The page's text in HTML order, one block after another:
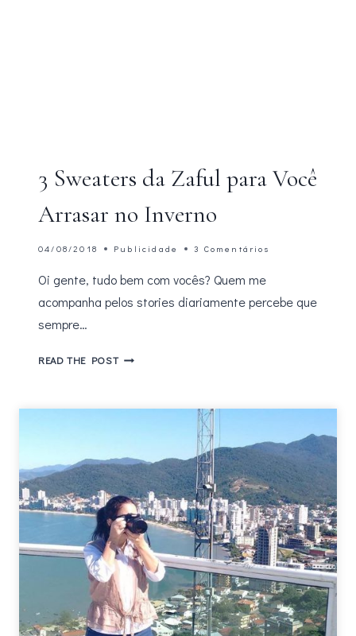
3 Sweaters da Zaful para Você
Arrasar no Inverno
04/08/2018 Publicidade 3 Comentários
Oi gente, tudo bem com vocês? Quem me
acompanha pelos stories diariamente percebe que
sempre…
READ THE POST3
ZAFUL
ARRASAR
NO
INVERNO